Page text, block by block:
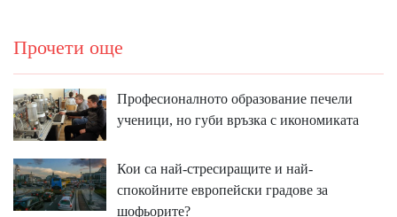
Прочети още
Професионалното образование печели
ученици, но губи връзка с икономиката
Кои са най-стресиращите и най-
спокойните европейски градове за
шофьорите?